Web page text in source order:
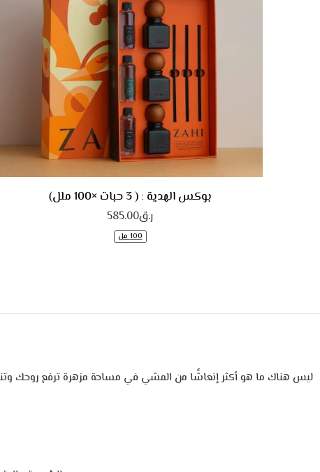
بوكس الهدية : ( 3 حبات ×100 ملل)
ر.ق585.00
100 مل
ليس هناك ما هو أكثر إنعاشًا من المشي في مساحة مزهرة ترفع روحك